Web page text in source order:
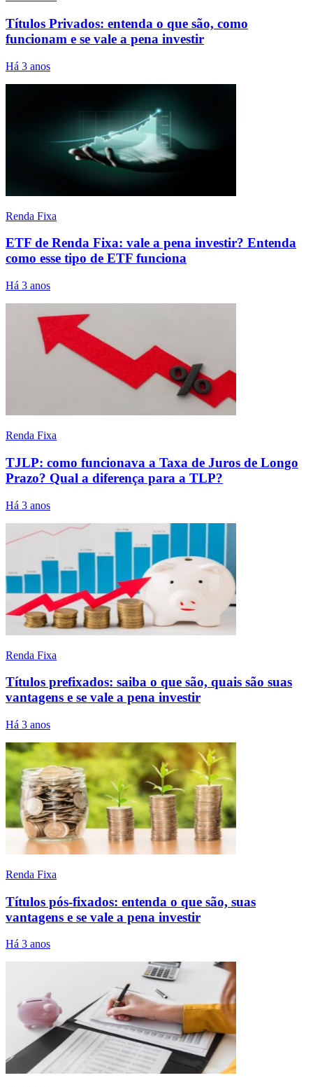
Títulos Privados: entenda o que são, como
funcionam e se vale a pena investir
Há 3 anos
Renda Fixa
ETF de Renda Fixa: vale a pena investir? Entenda
como esse tipo de ETF funciona
Há 3 anos
Renda Fixa
TJLP: como funcionava a Taxa de Juros de Longo
Prazo? Qual a diferença para a TLP?
Há 3 anos
Renda Fixa
Títulos prefixados: saiba o que são, quais são suas
vantagens e se vale a pena investir
Há 3 anos
Renda Fixa
Títulos pós-fixados: entenda o que são, suas
vantagens e se vale a pena investir
Há 3 anos